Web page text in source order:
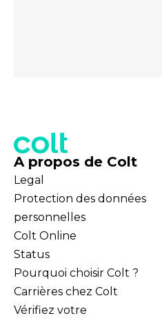
A propos de Colt
Legal
Protection des données
personnelles
Colt Online
Status
Pourquoi choisir Colt ?
Carrières chez Colt
Vérifiez votre